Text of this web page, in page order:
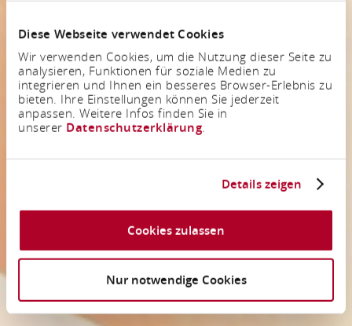
Diese Webseite verwendet Cookies
Wir verwenden Cookies, um die Nutzung dieser Seite zu
analysieren, Funktionen für soziale Medien zu
integrieren und Ihnen ein besseres Browser-Erlebnis zu
bieten. Ihre Einstellungen können Sie jederzeit
anpassen. Weitere Infos finden Sie in
unserer Datenschutzerklärung.
Details zeigen
Cookies zulassen
Nur notwendige Cookies